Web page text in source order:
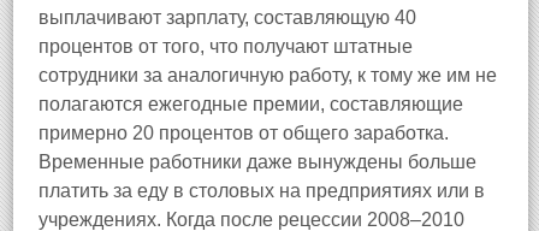
выплачивают зарплату, составляющую 40
процентов от того, что получают штатные
сотрудники за аналогичную работу, к тому же им не
полагаются ежегодные премии, составляющие
примерно 20 процентов от общего заработка.
Временные работники даже вынуждены больше
платить за еду в столовых на предприятиях или в
учреждениях. Когда после рецессии 2008–2010